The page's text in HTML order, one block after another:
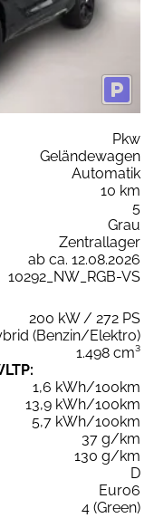
Pkw
Geländewagen
Automatik
10 km
5
Grau
Zentrallager
ab ca. 12.08.2026
10292_NW_RGB-VS
200 kW / 272 PS
(Benzin/Elektro)
1.498 cm³
1,6 kWh/100km
13,9 kWh/100km
5,7 kWh/100km
37 g/km
130 g/km
D
Euro6
4 (Green)